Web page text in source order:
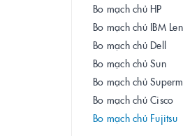
Bo mạch chủ HP
Bo mạch chủ IBM
Bo mạch chủ Dell
Bo mạch chủ Sun
Bo mạch chủ
Bo mạch chủ Cisco
Bo mạch chủ Fujitsu